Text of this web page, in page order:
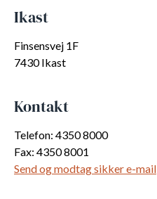
Ikast
Finsensvej 1F
7430 Ikast
Kontakt
Telefon: 4350 8000
Fax: 4350 8001
Send og modtag sikker e-mail